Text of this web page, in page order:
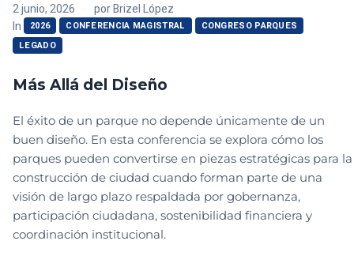
2 junio, 2026 porBrizel López
In
2026 CONFERENCIA MAGISTRAL
CONGRESO PARQUES
LEGADO
⁠Más Allá del Diseño
El éxito de un parque no depende únicamente de un
buen diseño. En esta conferencia se explora cómo los
parques pueden convertirse en piezas estratégicas para la
construcción de ciudad cuando forman parte de una
visión de largo plazo respaldada por gobernanza,
participación ciudadana, sostenibilidad financiera y
coordinación institucional.